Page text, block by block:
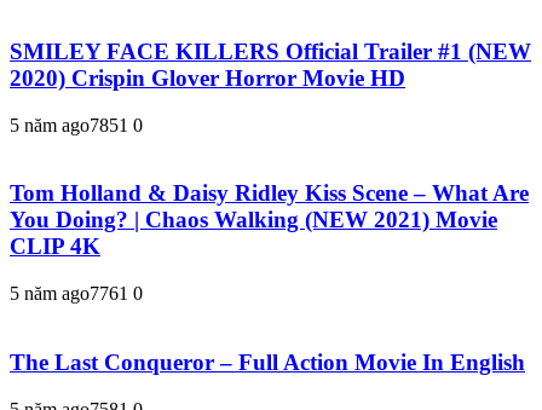
SMILEY FACE KILLERS Official Trailer #1 (NEW
2020) Crispin Glover Horror Movie HD
5 năm ago7851 0
Tom Holland & Daisy Ridley Kiss Scene – What Are
You Doing? | Chaos Walking (NEW 2021) Movie
CLIP 4K
5 năm ago7761 0
The Last Conqueror – Full Action Movie In English